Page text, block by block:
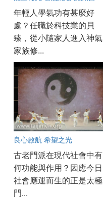
年輕人學氣功有甚麼好
處？任職於科技業的貝
臻，從小隨家人進入神氣
家族修...
良心啟航 希望之光
古老門派在現代社會中有
何功能與作用？因應今日
社會應運而生的正是太極
門...